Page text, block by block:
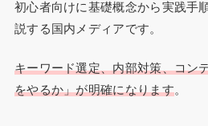
初心者向けに基礎概念から実践手
説する国内メディアです。
キーワード選定、内部対策、コン
をやるか」が明確になります。